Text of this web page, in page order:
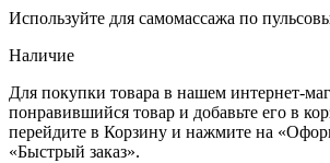
Используйте для самомассажа по
Наличие
Для покупки товара в нашем интернет-
понравившийся товар и добавьте его в
перейдите в Корзину и нажмите на
«Быстрый заказ».